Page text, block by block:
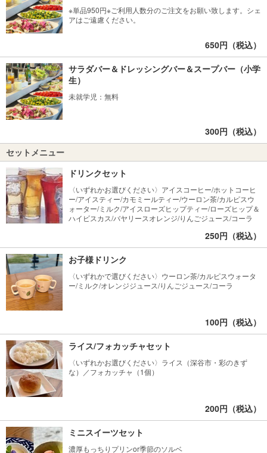
※単品950円※ご利用人数分のご注文をお願い致します。シェ
アはご遠慮ください。
650円（税込）
サラダバー＆ドレッシングバー＆スープバー（小学
生）
未就学児：無料
300円（税込）
セットメニュー
ドリンクセット
〈いずれかお選びください〉アイスコーヒー/ホットコーヒ
ー/アイスティー/カモミールティー/ウーロン茶/カルピスウ
ォーター/ミルク/アイスローズヒップティー/ローズヒップ＆
ハイビスカス/バヤリースオレンジ/りんごジュース/コーラ
250円（税込）
お子様ドリンク
〈いずれかで選びください〉ウーロン茶/カルピスウォータ
ー/ミルク/オレンジジュース/りんごジュース/コーラ
100円（税込）
ライス/フォカッチャセット
〈いずれかお選びください〉ライス（深谷市・彩のきず
な）／フォカッチャ（1個）
200円（税込）
ミニスイーツセット
濃厚もっちりプリンor季節のソルベ